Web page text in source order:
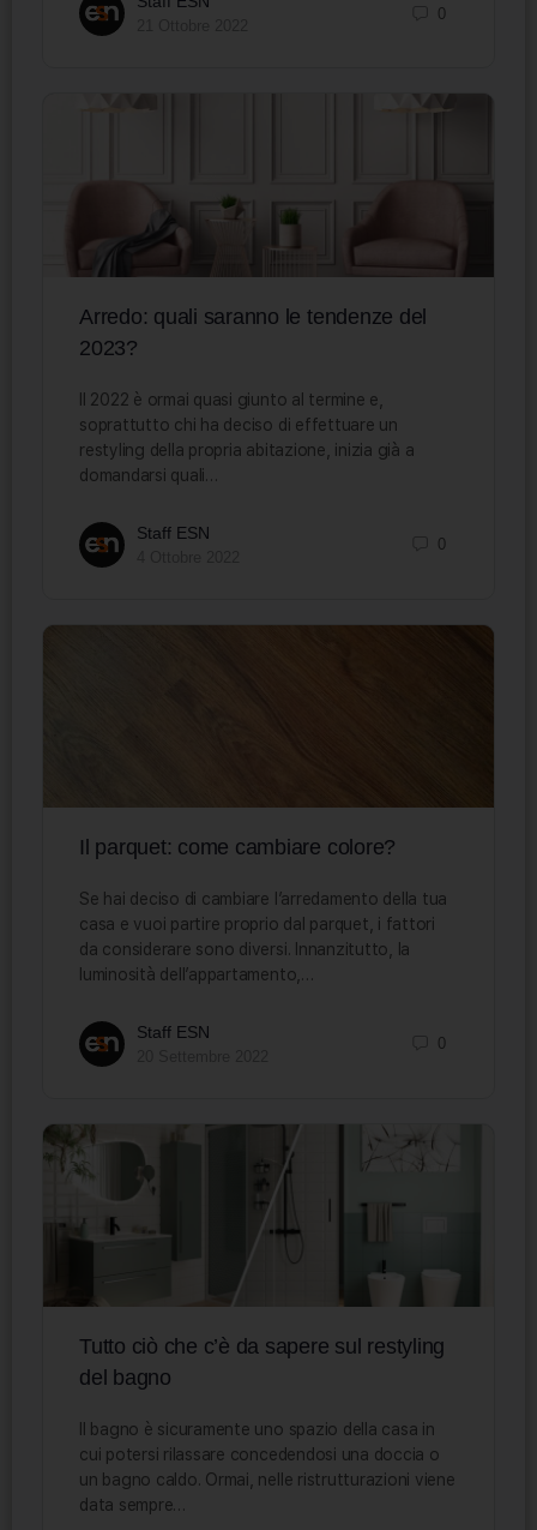
0
Arredo: quali saranno le tendenze del
2023?
Il 2022 è ormai quasi giunto al termine e,
soprattutto chi ha deciso di effettuare un
restyling della propria abitazione, inizia già a
domandarsi quali…
Staff ESN
0
Il parquet: come cambiare colore?
Se hai deciso di cambiare l’arredamento della tua
casa e vuoi partire proprio dal parquet, i fattori
da considerare sono diversi. Innanzitutto, la
luminosità dell’appartamento,…
Staff ESN
0
Tutto ciò che c’è da sapere sul restyling
del bagno
Il bagno è sicuramente uno spazio della casa in
cui potersi rilassare concedendosi una doccia o
un bagno caldo. Ormai, nelle ristrutturazioni viene
data sempre…